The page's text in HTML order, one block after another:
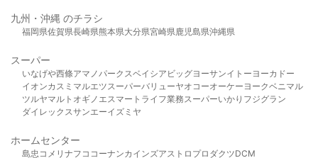
九州・沖縄 のチラシ
福岡県佐賀県長崎県熊本県大分県宮崎県鹿児島県沖縄県
スーパー
いなげや西條アマノパークスベイシア ビッグヨーサンイトーヨーカドー
イオンカスミ マルエツスーパーバリューヤオコーオーケー ヨークベニマル
ツルヤマルト オギノ エスマート ライフ業務スーパーいかり フジグラン
ダイレックスサンエーイズミヤ
ホームセンター
島忠 コメリ ナフコ コーナンカインズアストロプロダクツDCM